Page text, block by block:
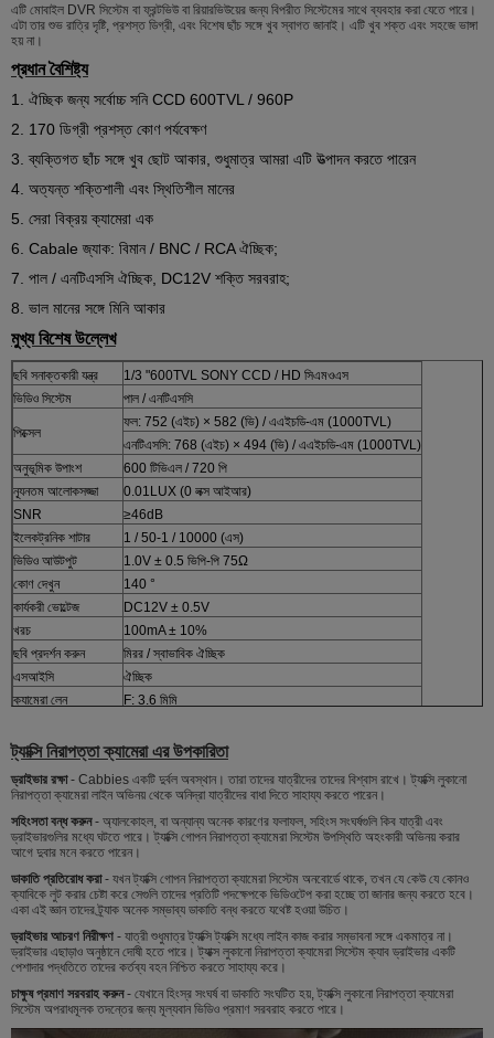
এটি মোবাইল DVR সিস্টেম বা ফ্রন্টভিউ বা রিয়ারভিউয়ের জন্য বিপরীত সিস্টেমের সাথে ব্যবহার করা যেতে পারে।
এটা তার শুভ রাত্রি দৃষ্টি, প্রশস্ত ডিগ্রী, এবং বিশেষ ছাঁচ সঙ্গে খুব স্বাগত জানাই। এটি খুব শক্ত এবং সহজে ভাঙ্গা
হয় না।
প্রধান বৈশিষ্ট্য
1. ঐচ্ছিক জন্য সর্বোচ্চ সনি CCD 600TVL / 960P
2. 170 ডিগ্রী প্রশস্ত কোণ পর্যবেক্ষণ
3. ব্যক্তিগত ছাঁচ সঙ্গে খুব ছোট আকার, শুধুমাত্র আমরা এটি উত্পাদন করতে পারেন
4. অত্যন্ত শক্তিশালী এবং স্থিতিশীল মানের
5. সেরা বিক্রয় ক্যামেরা এক
6. Cabale জ্যাক: বিমান / BNC / RCA ঐচ্ছিক;
7. পাল / এনটিএসসি ঐচ্ছিক, DC12V শক্তি সরবরাহ;
8. ভাল মানের সঙ্গে মিনি আকার
মুখ্য বিশেষ উল্লেখ
ছবি সনাক্তকারী যন্ত্র 1/3 "600TVL SONY CCD / HD সিএমওএস
ভিডিও সিস্টেম
পাল / এনটিএসসি
পিক্সেল
ফল: 752 (এইচ) × 582 (ভি) /এএইচডি-এম (1000TVL)
এনটিএসসি: 768 (এইচ) × 494 (ভি) /এএইচডি-এম (1000TVL)
অনুভূমিক উপাংশ
600 টিভিএল / 720 পি
ন্যূনতম আলোকসজ্জা
0.01LUX (0 লক্স আইআর)
SNR
≥46dB
ইলেকট্রনিক শাটার
1 / 50-1 / 10000 (এস)
ভিডিও আউটপুট
1.0V ± 0.5 ভিপি-পি 75Ω
কোণ দেখুন
140 °
কার্যকরী ভোল্টেজ
DC12V ± 0.5V
খরচ
100mA ± 10%
ছবি প্রদর্শন করুন
মিরর / স্বাভাবিক ঐচ্ছিক
এসআইসি
ঐচ্ছিক
ক্যামেরা লেন
F: 3.6 মিমি
ট্যাক্সি নিরাপত্তা ক্যামেরা এর উপকারিতা
ড্রাইভার রক্ষা- Cabbies একটি দুর্বল অবস্থান। তারা তাদের যাত্রীদের তাদের বিশ্বাস রাখে। ট্যাক্সি লুকানো
নিরাপত্তা ক্যামেরা লাইন অভিনয় থেকে অনিদ্রা যাত্রীদের বাধা দিতে সাহায্য করতে পারেন।
সহিংসতা বন্ধ করুন- অ্যালকোহল, বা অন্যান্য অনেক কারণের ফলাফল, সহিংস সংঘর্ষগুলি কিব যাত্রী এবং
ড্রাইভারগুলির মধ্যে ঘটতে পারে। ট্যাক্সি গোপন নিরাপত্তা ক্যামেরা সিস্টেম উপস্থিতি অহংকারী অভিনয় করার
আগে দুবার মনে করতে পারেন।
ডাকাতি প্রতিরোধ করা- যখনট্যাক্সি গোপন নিরাপত্তা ক্যামেরা সিস্টেম অনবোর্ডে থাকে, তখন যে কেউ যে কোনও
ক্যাবিকে লুট করার চেষ্টা করে সেগুলি তাদের প্রতিটি পদক্ষেপকে ভিডিওটেপ করা হচ্ছে তা জানার জন্য করতে হবে।
একা এই জ্ঞান তাদের ট্র্যাক অনেক সম্ভাব্য ডাকাতি বন্ধ করতে যথেষ্ট হওয়া উচিত।
ড্রাইভার আচরণ নিরীক্ষণ - যাত্রী শুধুমাত্র ট্যাক্সি ট্যাক্সি মধ্যে লাইন কাজ করার সম্ভাবনা সঙ্গে একমাত্র না।
ড্রাইভার এছাড়াও অনুষ্ঠানে দোষী হতে পারে। ট্যাক্স লুকানো নিরাপত্তা ক্যামেরা সিস্টেমক্যাব ড্রাইভার একটি
পেশাদার পদ্ধতিতে তাদের কর্তব্য বহন নিশ্চিত করতে সাহায্য করে।
চাক্ষুষ প্রমাণ সরবরাহ করুন- যেখানে হিংস্র সংঘর্ষ বা ডাকাতি সংঘটিত হয়,ট্যাক্সি লুকানো নিরাপত্তা ক্যামেরা
সিস্টেম অপরাধমূলক তদন্তের জন্য মূল্যবান ভিডিও প্রমাণ সরবরাহ করতে পারে।